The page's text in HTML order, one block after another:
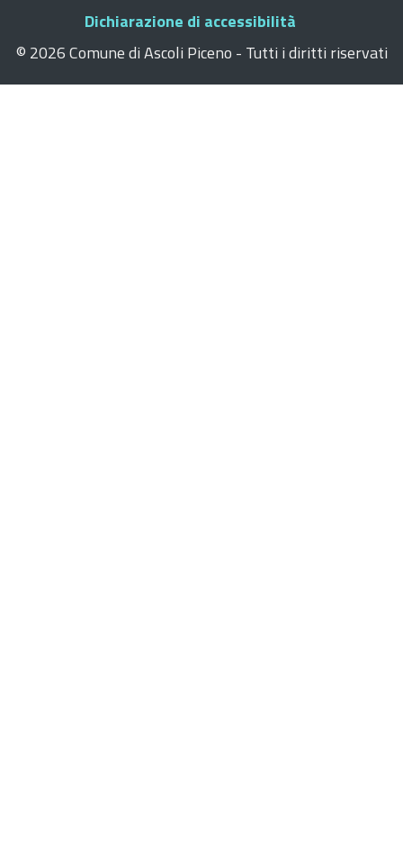
Dichiarazione di accessibilità
© 2026 Comune di Ascoli Piceno - Tutti i diritti riservati